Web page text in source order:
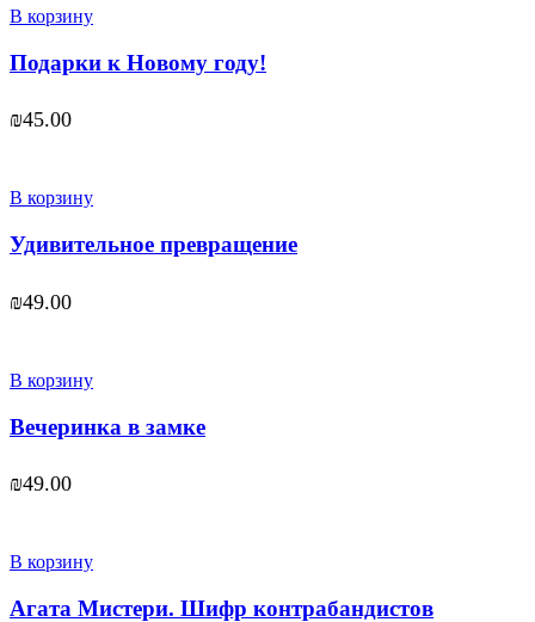
В корзину
Подарки к Новому году!
₪45.00
В корзину
Удивительное превращение
₪49.00
В корзину
Вечеринка в замке
₪49.00
В корзину
Агата Мистери. Шифр контрабандистов